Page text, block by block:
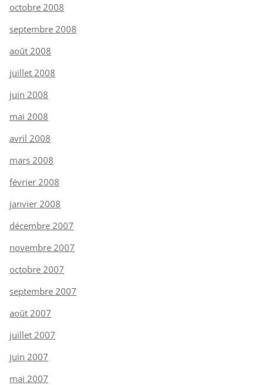
octobre 2008
septembre 2008
août 2008
juillet 2008
juin 2008
mai 2008
avril 2008
mars 2008
février 2008
janvier 2008
décembre 2007
novembre 2007
octobre 2007
septembre 2007
août 2007
juillet 2007
juin 2007
mai 2007